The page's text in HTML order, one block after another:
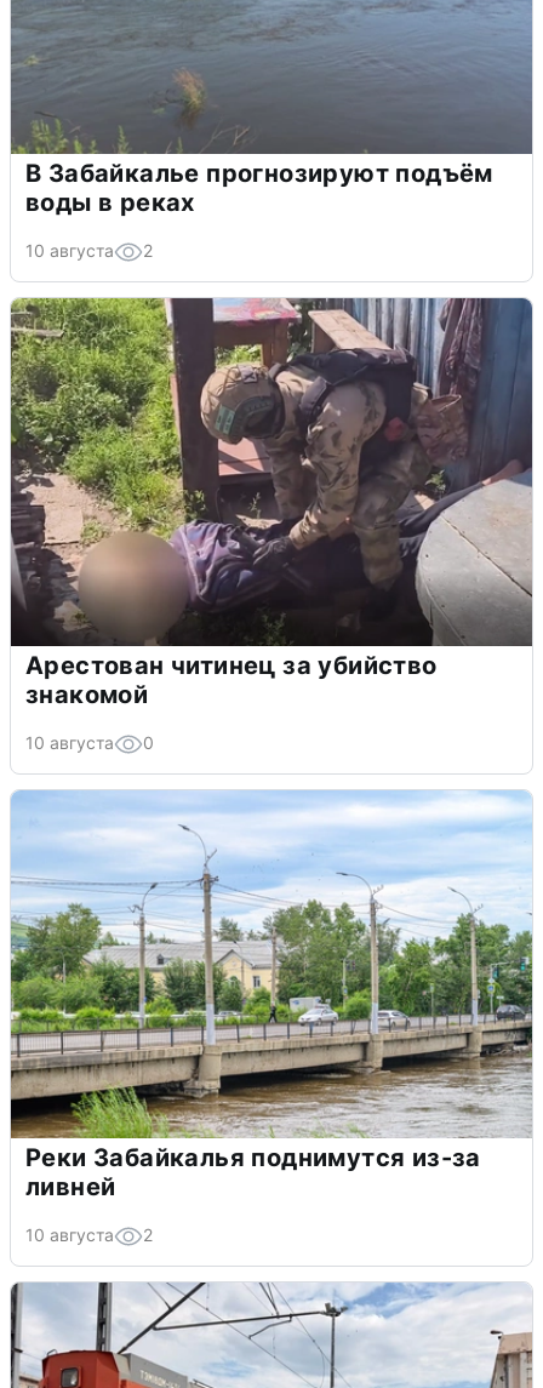
В Забайкалье прогнозируют подъём
воды в реках
10 августа 2
Арестован читинец за убийство
знакомой
10 августа 0
Реки Забайкалья поднимутся из-за
ливней
10 августа 2